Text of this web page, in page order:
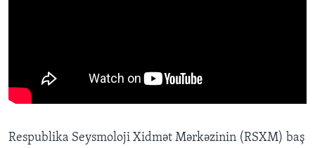
Respublika Seysmoloji Xidmət Mərkəzinin (RSXM) baş